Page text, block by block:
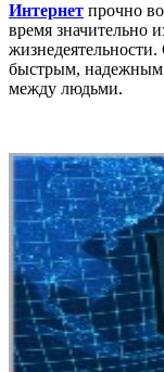
Интернет прочно
время значительно
жизнедеятельности.
быстрым, надежным
между людьми.